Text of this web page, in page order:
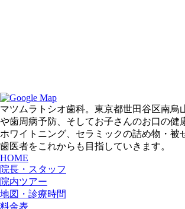
マツムラトシオ歯科。東京都世田谷区南
や歯周病予防、そしてお子さんのお口の健
ホワイトニング、セラミックの詰め物・
歯医者をこれからも目指していきます。
HOME
院長・スタッフ
院内ツアー
地図・診療時間
料金表